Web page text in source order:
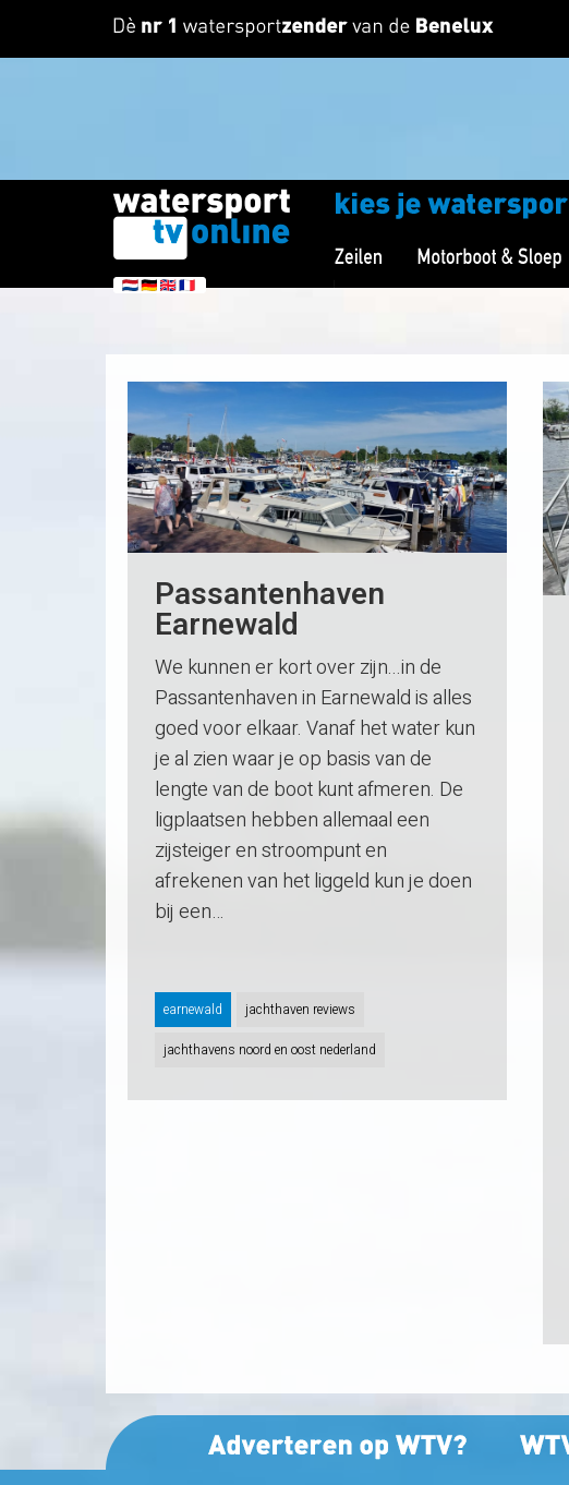
Passantenhaven
Earnewald
We kunnen er kort over zijn...in de
Passantenhaven in Earnewald is alles
goed voor elkaar. Vanaf het water kun
je al zien waar je op basis van de
lengte van de boot kunt afmeren. De
ligplaatsen hebben allemaal een
zijsteiger en stroompunt en
afrekenen van het liggeld kun je doen
bij een…
earnewald jachthaven reviews
jachthavens noord en oost nederland